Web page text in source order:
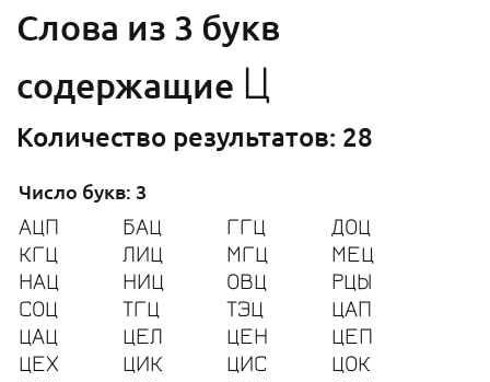
Cлова из 3 букв
содержащие Ц
Количество результатов: 28
Число букв: 3
АЦП БАЦ ГГЦ
ДОЦ
КГЦ
ЛИЦ МГЦ
МЕЦ
НАЦ
НИЦ ОВЦ
РЦЫ
СОЦ
ТГЦ ТЭЦ
ЦАП
ЦАЦ
ЦЕЛ ЦЕН
ЦЕП
ЦЕХ
ЦИК ЦИС
ЦОК